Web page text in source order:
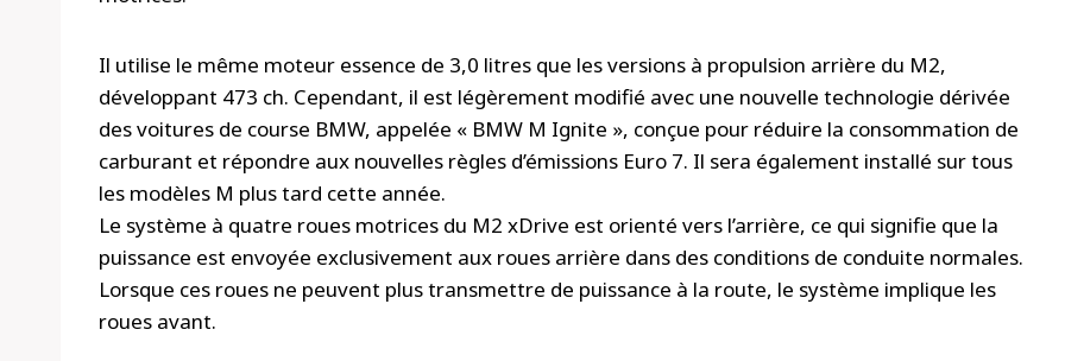
Il utilise le même moteur essence de 3,0 litres que les versions à propulsion arrière du M2,
développant 473 ch. Cependant, il est légèrement modifié avec une nouvelle technologie dérivée
des voitures de course BMW, appelée « BMW M Ignite », conçue pour réduire la consommation de
carburant et répondre aux nouvelles règles d’émissions Euro 7. Il sera également installé sur tous
les modèles M plus tard cette année.
Le système à quatre roues motrices du M2 xDrive est orienté vers l’arrière, ce qui signifie que la
puissance est envoyée exclusivement aux roues arrière dans des conditions de conduite normales.
Lorsque ces roues ne peuvent plus transmettre de puissance à la route, le système implique les
roues avant.